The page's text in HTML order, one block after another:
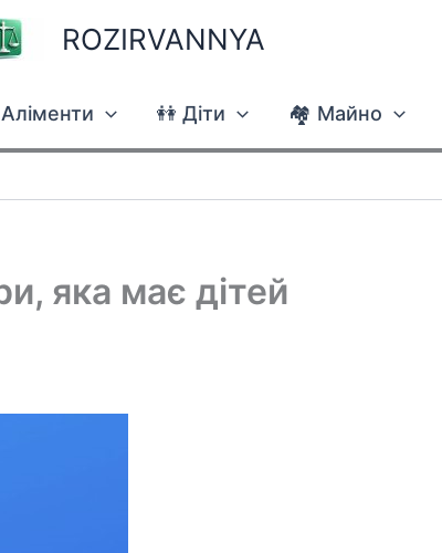
ROZIRVANNYA
👭 Діти 🏘 Майно
яка має дітей